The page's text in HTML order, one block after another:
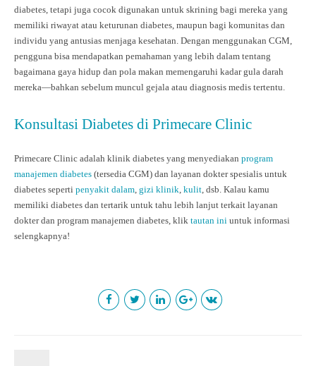
diabetes, tetapi juga cocok digunakan untuk skrining bagi mereka yang
memiliki riwayat atau keturunan diabetes, maupun bagi komunitas dan
individu yang antusias menjaga kesehatan. Dengan menggunakan CGM,
pengguna bisa mendapatkan pemahaman yang lebih dalam tentang
bagaimana gaya hidup dan pola makan memengaruhi kadar gula darah
mereka—bahkan sebelum muncul gejala atau diagnosis medis tertentu.
Konsultasi Diabetes di Primecare Clinic
Primecare Clinic adalah klinik diabetes yang menyediakan program
manajemen diabetes (tersedia CGM) dan layanan dokter spesialis untuk
diabetes seperti penyakit dalam, gizi klinik, kulit, dsb. Kalau kamu
memiliki diabetes dan tertarik untuk tahu lebih lanjut terkait layanan
dokter dan program manajemen diabetes, klik tautan ini untuk informasi
selengkapnya!